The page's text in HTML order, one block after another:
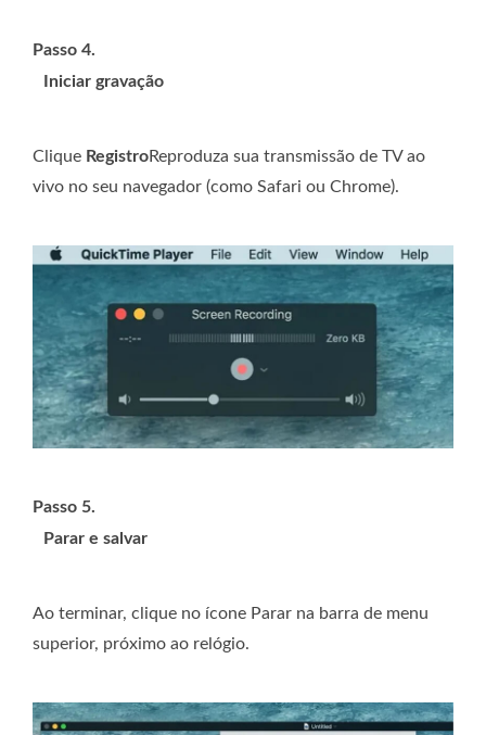
Passo 4.
Iniciar gravação
Clique RegistroReproduza sua transmissão de TV ao
vivo no seu navegador (como Safari ou Chrome).
Passo 5.
Parar e salvar
Ao terminar, clique no ícone Parar na barra de menu
superior, próximo ao relógio.